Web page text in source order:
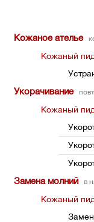
Кожаное ателье
Кожаный
Укорачивание
Кожаный
Замена молний в
Кожаный